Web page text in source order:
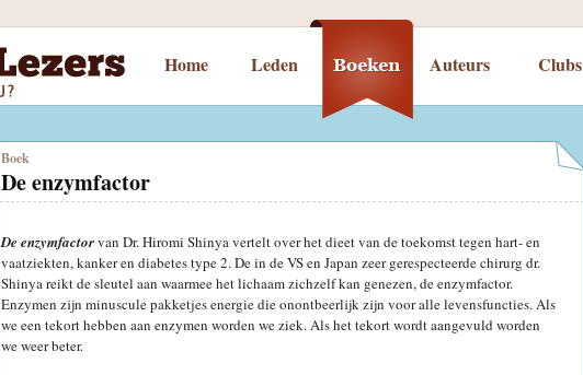
Home Leden Auteurs Clubs
Boek
De enzymfactor
De enzymfactorvan Dr. Hiromi Shinya vertelt over het dieet van de toekomst tegen hart- en
vaatziekten, kanker en diabetes type 2. De in de VS en Japan zeer gerespecteerde chirurg dr.
Shinya reikt de sleutel aan waarmee het lichaam zichzelf kan genezen, de enzymfactor.
Enzymen zijn minuscule pakketjes energie die onontbeerlijk zijn voor alle levensfuncties. Als
we een tekort hebben aan enzymen worden we ziek. Als het tekort wordt aangevuld worden
we weer beter.